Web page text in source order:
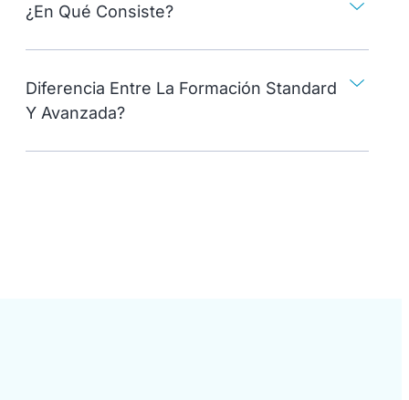
¿En Qué Consiste?
Diferencia Entre La Formación Standard
Y Avanzada?